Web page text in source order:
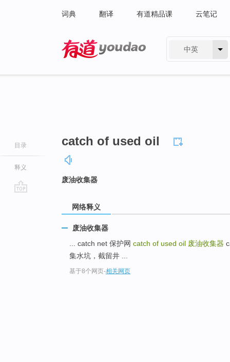
词典 翻译 有道精品课 云笔记
中英
目录
释义
catch of used oil
废油收集器
网络释义
废油收集器
... catch net 保护网 catch of used oil 废油收集器
集水坑，截留井 ...
基于8个网页-相关网页